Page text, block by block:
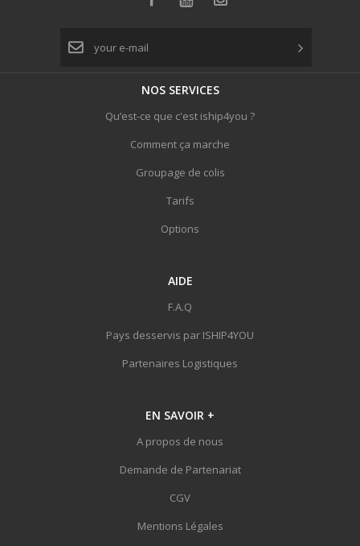
NOS SERVICES
Qu’est-ce que c'est iship4you ?
Comment ça marche
Groupage de colis
Tarifs
Options
AIDE
F.A.Q
Pays desservis par ISHIP4YOU
Partenaires Logistiques
EN SAVOIR +
A propos de nous
Demande de Partenariat
CGV
Mentions Légales